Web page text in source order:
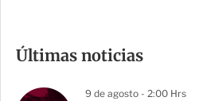
p
a
Últimas noticias
9 de agosto - 2:00 Hrs